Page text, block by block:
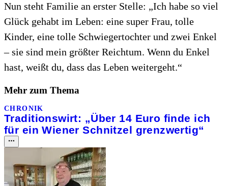
Nun steht Familie an erster Stelle: „Ich habe so viel
Glück gehabt im Leben: eine super Frau, tolle
Kinder, eine tolle Schwiegertochter und zwei Enkel
– sie sind mein größter Reichtum. Wenn du Enkel
hast, weißt du, dass das Leben weitergeht.“
Mehr zum Thema
CHRONIK
Traditionswirt: „Über 14 Euro finde ich
für ein Wiener Schnitzel grenzwertig“